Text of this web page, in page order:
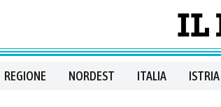
REGIONE NORDEST ITALIA